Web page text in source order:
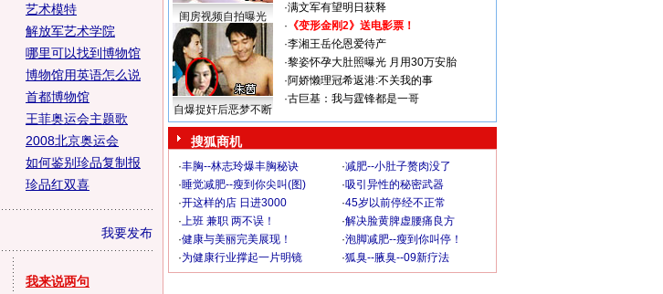
艺术模特
解放军艺术学院
哪里可以找到博物馆
博物馆用英语怎么说
首都博物馆
王菲奥运会主题歌
2008北京奥运会
如何鉴别珍品复制报
珍品红双喜
我要发布
我来说两句
闺房视频自拍曝光
自爆捉奸后恶梦不断
·满文军有望明日获释
· 《变形金刚2》送电影票！
·李湘王岳伦恩爱待产
·黎姿怀孕大肚照曝光 月用30万安胎
·阿娇懒理冠希返港:不关我的事
·古巨基：我与霆锋都是一哥
搜狐商机
·丰胸--林志玲爆丰胸秘诀 ·减肥--小肚子赘肉没了
·睡觉减肥--瘦到你尖叫(图) ·吸引异性的秘密武器
·开这样的店 日进3000 ·45岁以前停经不正常
·上班 兼职 两不误！ ·解决脸黄脾虚腰痛良方
·健康与美丽完美展现！ ·泡脚减肥--瘦到你叫停！
·为健康行业撑起一片明镜 ·狐臭--腋臭--09新疗法